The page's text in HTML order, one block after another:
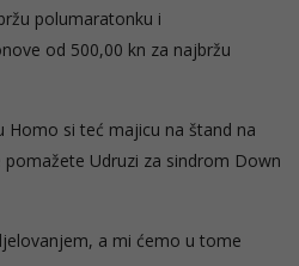
polumaratonku i
od 500,00 kn za najbržu
Homo si teć majicu na štand na
Udruzi za sindrom Down
a mi ćemo u tome